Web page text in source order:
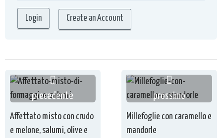
Create an Account
precedente
Affettato misto con crudo
e melone, salumi, olive e
prossimo
Millefoglie con caramello e
mandorle